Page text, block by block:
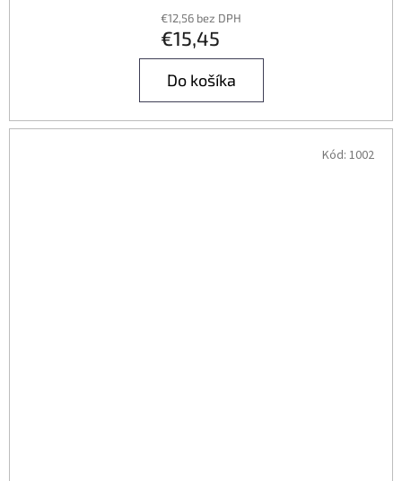
€12,56 bez DPH
€15,45
Do košíka
Kód: 1002